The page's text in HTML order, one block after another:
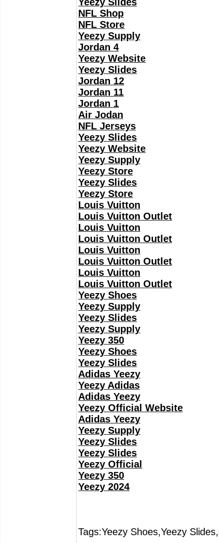
NFL Shop
NFL Store
Yeezy Supply
Jordan 4
Yeezy Website
Yeezy Slides
Jordan 12
Jordan 11
Jordan 1
Air Jodan
NFL Jerseys
Yeezy Slides
Yeezy Website
Yeezy Supply
Yeezy Store
Yeezy Slides
Yeezy Store
Louis Vuitton
Louis Vuitton Outlet
Louis Vuitton
Louis Vuitton Outlet
Louis Vuitton
Louis Vuitton Outlet
Louis Vuitton
Louis Vuitton Outlet
Yeezy Shoes
Yeezy Supply
Yeezy Slides
Yeezy Supply
Yeezy 350
Yeezy Shoes
Yeezy Slides
Adidas Yeezy
Yeezy Adidas
Adidas Yeezy
Yeezy Official Website
Adidas Yeezy
Yeezy Supply
Yeezy Slides
Yeezy Slides
Yeezy Official
Yeezy 350
Yeezy 2024
Tags:Yeezy Shoes,Yeezy